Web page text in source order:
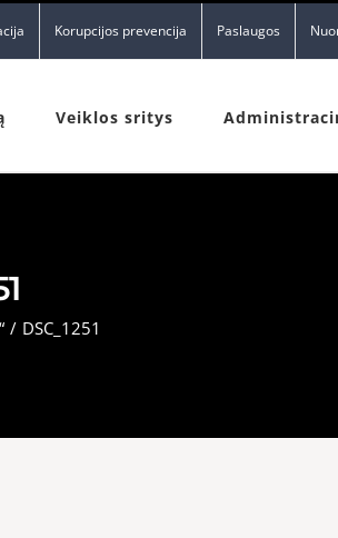
Korupcijos prevencija Paslaugos
Veiklos sritys
/ DSC_1251